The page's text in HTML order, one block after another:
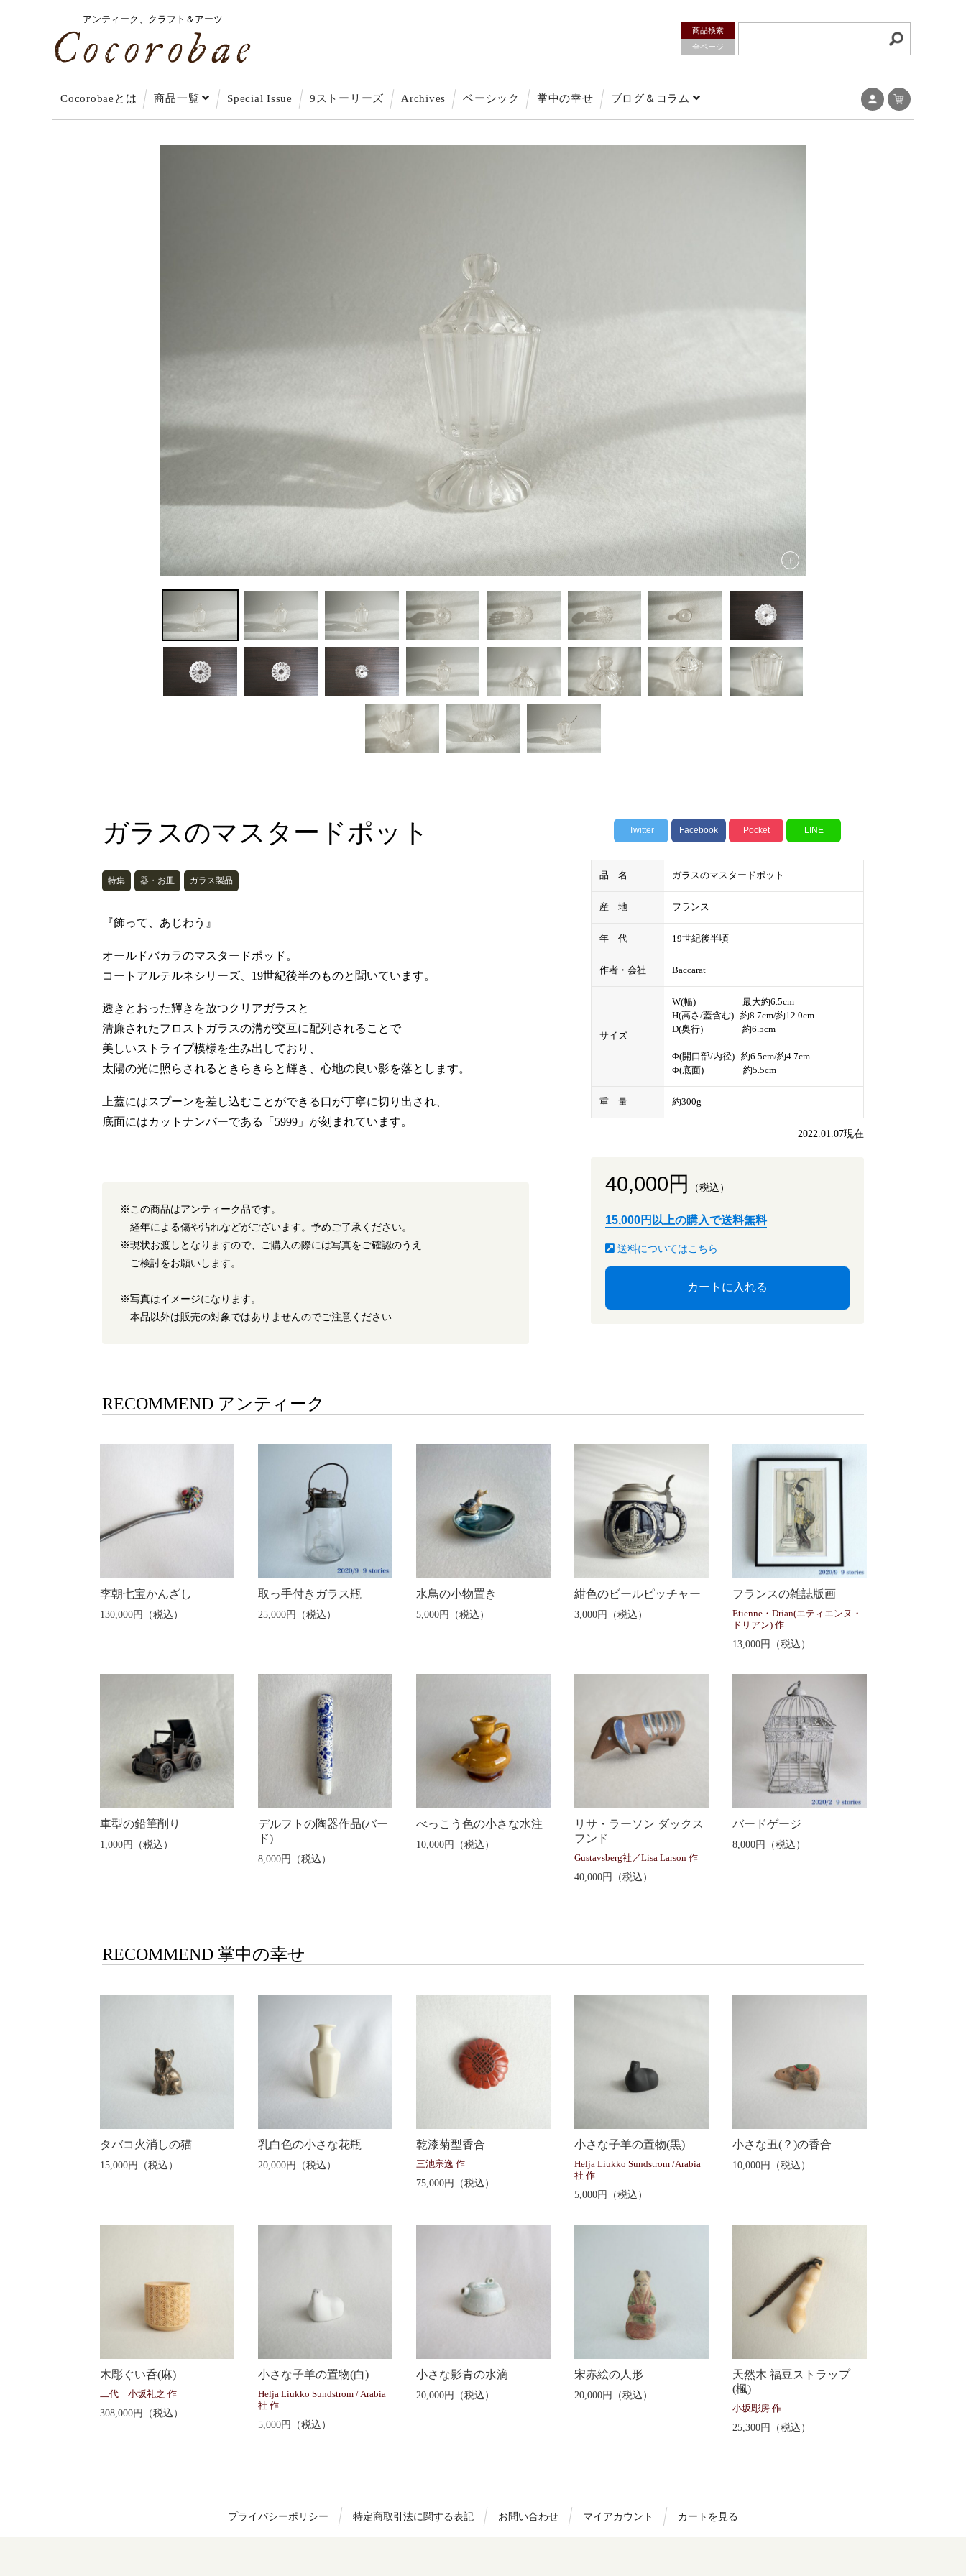
アンティーク、クラフト＆アーツ
商品検索
全ページ
Cocorobaeとは 商品一覧 Special Issue 9ストーリーズ Archives ベーシック 掌中の幸せ ブログ＆コラム
ガラスのマスタードポット
特集 器・お皿 ガラス製品
『飾って、あじわう』
オールドバカラのマスタードポッド。
コートアルテルネシリーズ、19世紀後半のものと聞いています。
透きとおった輝きを放つクリアガラスと
清廉されたフロストガラスの溝が交互に配列されることで
美しいストライプ模様を生み出しており、
太陽の光に照らされるときらきらと輝き、心地の良い影を落とします。
上蓋にはスプーンを差し込むことができる口が丁寧に切り出され、
底面にはカットナンバーである「5999」が刻まれています。
※この商品はアンティーク品です。
経年による傷や汚れなどがございます。予めご了承ください。
※現状お渡しとなりますので、ご購入の際には写真をご確認のうえ
ご検討をお願いします。
※写真はイメージになります。
本品以外は販売の対象ではありませんのでご注意ください
Twitter Facebook Pocket LINE
品 名 ガラスのマスタードポット
産 地 フランス
年 代 19世紀後半頃
作者・会社 Baccarat
サイズ
W(幅) 最大約6.5cm
H(高さ/蓋含む) 約8.7cm/約12.0cm
D(奥行) 約6.5cm
Φ(開口部/内径) 約6.5cm/約4.7cm
Φ(底面) 約5.5cm
重 量 約300g
2022.01.07現在
40,000円 （税込）
15,000円以上の購入で送料無料
送料についてはこちら
RECOMMEND アンティーク
李朝七宝かんざし
130,000円（税込）
取っ手付きガラス瓶
25,000円（税込）
水鳥の小物置き
5,000円（税込）
紺色のビールピッチャー
3,000円（税込）
フランスの雑誌版画
Etienne・Drian(エティエンヌ・
ドリアン) 作
13,000円（税込）
車型の鉛筆削り
1,000円（税込）
デルフトの陶器作品(バー
ド)
8,000円（税込）
べっこう色の小さな水注
10,000円（税込）
リサ・ラーソン ダックス
フンド
Gustavsberg社／Lisa Larson 作
40,000円（税込）
バードゲージ
8,000円（税込）
RECOMMEND 掌中の幸せ
タバコ火消しの猫
15,000円（税込）
乳白色の小さな花瓶
20,000円（税込）
乾漆菊型香合
三池宗逸 作
75,000円（税込）
小さな子羊の置物(黒)
Helja Liukko Sundstrom /Arabia
社 作
5,000円（税込）
小さな丑(？)の香合
10,000円（税込）
木彫ぐい呑(麻)
二代 小坂礼之 作
308,000円（税込）
小さな子羊の置物(白)
Helja Liukko Sundstrom / Arabia
社 作
5,000円（税込）
小さな影青の水滴
20,000円（税込）
宋赤絵の人形
20,000円（税込）
天然木 福豆ストラップ
(楓)
小坂彫房 作
25,300円（税込）
プライバシーポリシー 特定商取引法に関する表記 お問い合わせ マイアカウント カートを見る